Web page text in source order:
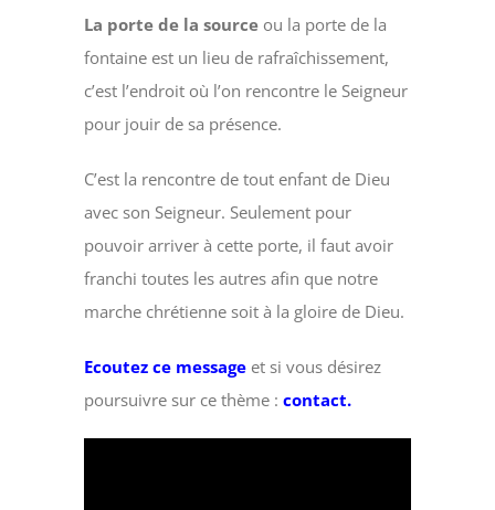
La porte de la source ou la porte de la
fontaine est un lieu de rafraîchissement,
c’est l’endroit où l’on rencontre le Seigneur
pour jouir de sa présence.
C’est la rencontre de tout enfant de Dieu
avec son Seigneur. Seulement pour
pouvoir arriver à cette porte, il faut avoir
franchi toutes les autres afin que notre
marche chrétienne soit à la gloire de Dieu.
Ecoutez ce message et si vous désirez
poursuivre sur ce thème :contact.